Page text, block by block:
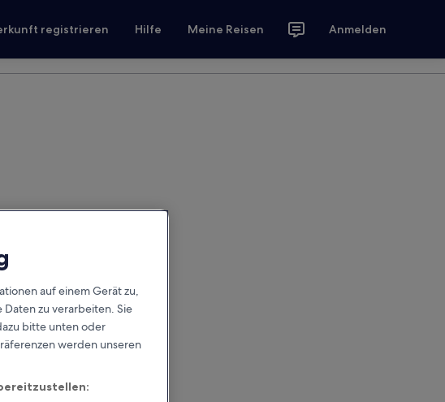
registrieren Hilfe Meine Reisen Anmelden
auf einem Gerät zu,
zu verarbeiten. Sie
bitte unten oder
werden unseren